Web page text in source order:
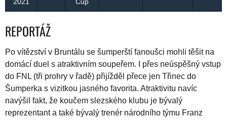
REPORTÁŽ
Po vítězství v Bruntálu se šumperští fanoušci mohli těšit na
domácí duel s atraktivním soupeřem. I přes neúspěšný vstup
do FNL (tři prohry v řadě) přijížděl přece jen Třinec do
Šumperka s vizitkou jasného favorita. Atraktivitu navíc
navýšil fakt, že koučem slezského klubu je bývalý
reprezentant a také bývalý trenér národního týmu Franz